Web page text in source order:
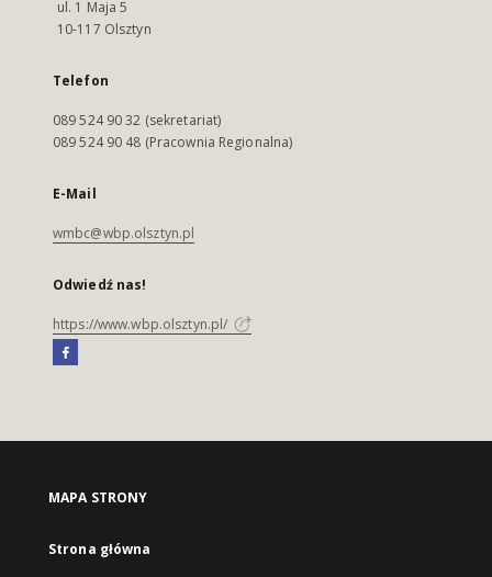
ul. 1 Maja 5
10-117 Olsztyn
Telefon
089 524 90 32 (sekretariat)
089 524 90 48 (Pracownia Regionalna)
E-Mail
wmbc@wbp.olsztyn.pl
Odwiedź nas!
https://www.wbp.olsztyn.pl/
MAPA STRONY
Strona główna